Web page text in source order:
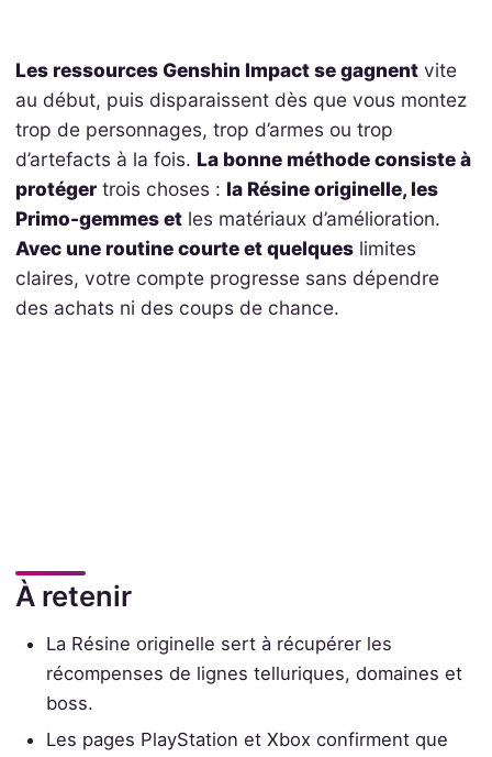
Les ressources Genshin Impact se gagnentvite
au début, puis disparaissent dès que vous montez
trop de personnages, trop d’armes ou trop
d’artefacts à la fois. La bonne méthode consiste à
protégertrois choses : la Résine originelle, les
Primo-gemmes etles matériaux d’amélioration.
Avec une routine courte et quelqueslimites
claires, votre compte progresse sans dépendre
des achats ni des coups de chance.
À retenir
La Résine originelle sert à récupérer les
récompenses de lignes telluriques, domaines et
boss.
Les pages PlayStation et Xbox confirment que